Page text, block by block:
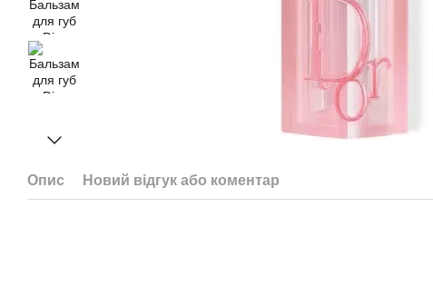
Опис Новий відгук або коментар